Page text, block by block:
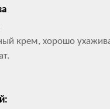
крем, хорошо